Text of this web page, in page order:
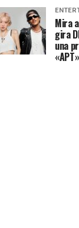
Mira
gira
una